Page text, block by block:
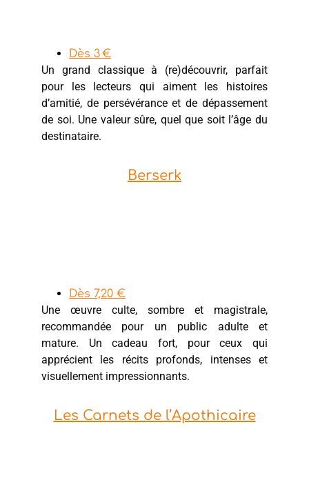
Dès 3 €
Un grand classique à (re)découvrir, parfait
pour les lecteurs qui aiment les histoires
d’amitié, de persévérance et de dépassement
de soi. Une valeur sûre, quel que soit l’âge du
destinataire.
Berserk
Dès 7,20 €
Une œuvre culte, sombre et magistrale,
recommandée pour un public adulte et
mature. Un cadeau fort, pour ceux qui
apprécient les récits profonds, intenses et
visuellement impressionnants.
Les Carnets de l’Apothicaire